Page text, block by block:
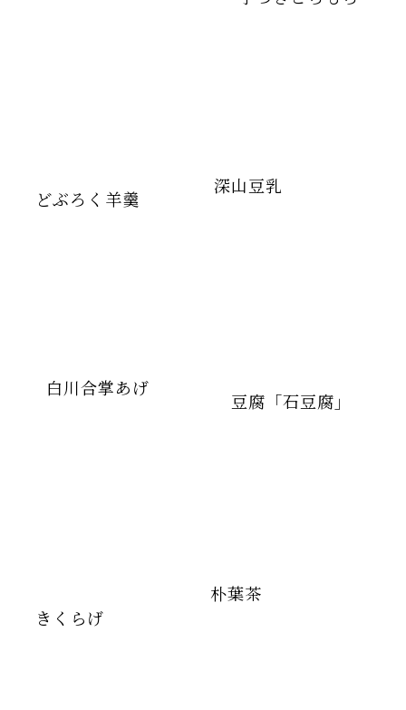
どぶろく羊羹
深山豆乳
白川合掌あげ
豆腐「石豆腐」
きくらげ
朴葉茶